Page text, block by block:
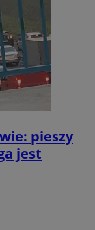
pieszy
jest